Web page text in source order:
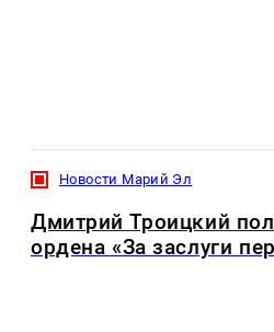
Новости Марий Эл
Дмитрий Троицкий
ордена «За заслуги